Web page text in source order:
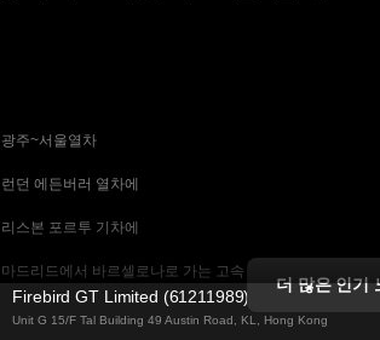
광주~서울열차
런던 에든버러 열차에
리스본 포르투 기차에
마드리드에서 바르셀로나로 가는 고속 열차
바르셀로나 마드리드 기차에
더 많은 인기
Firebird GT Limited (61211989)
Unit G 15/F Tal Building 49 Austin Road, KL, Hong Kong